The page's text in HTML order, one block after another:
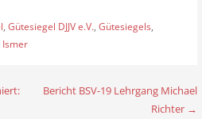
, Gütesiegel DJJV e.V., Gütesiegels,
Ismer
Bericht BSV-19 Lehrgang Michael
Richter →